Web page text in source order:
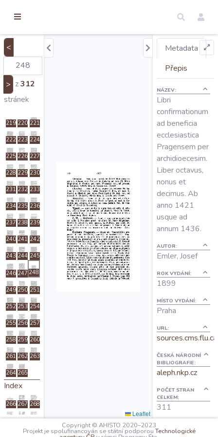
Úvod
Edice
Regesty
Hledat
Mapy
O projektu
Autoři
Nápověda
<
> z312
stránek
205 206
211
215 216
217 218
Liber
Decimus
219 220 221
222 223 224
225 226 227
228 229 230
231 232 233
234 235 236
237 238 239
240 241 242
243 244 245
246 247 248
249 250 251
252 253 254
255 256 257
258 259 260
261 262 263
264 265
Index
266 267 268
269 270 271
Leaflet
Metadata
Přepis
NÁZEV:
Libri
confirmationum
ad beneficia
ecclesiastica
Pragensem per
archidioecesim.
Liber octavus,
nonus et
decimus. Ab
anno 1421
usque ad
annum 1436.
AUTOR:
Emler, Josef
ROK VYDÁNÍ:
1899
MÍSTO VYDÁNÍ:
Praha
URL:
ČESKÁ NÁRODNÍ
BIBLIOGRAFIE:
aleph.nkp.cz
POČET STRAN
CELKEM:
311
I: Titulus
Copyright © AHISTO 2020–2023
Projekt je spolufinancován se státní podporouTechnologické